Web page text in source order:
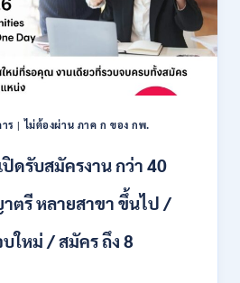
ร |ไม่ต้องผ่าน ภาค ก ของ กพ.
ปิดรับสมัครงาน กว่า 40
ตรี หลายสาขา ขึ้นไป /
ใหม่ / สมัคร ถึง 8